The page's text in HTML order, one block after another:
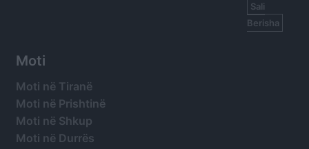
Sali
Berisha
Moti
Moti në Tiranë
Moti në Prishtinë
Moti në Shkup
Moti në Durrës